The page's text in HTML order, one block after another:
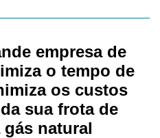
empresa de
o tempo de
os custos
sua frota de
natural